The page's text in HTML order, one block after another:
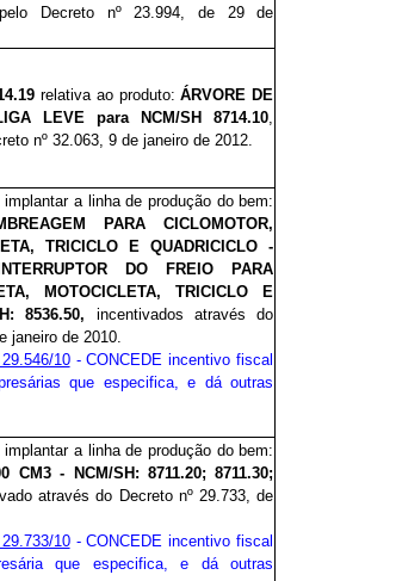
pelo Decreto nº 23.994, de 29 de
relativa ao produto:ÁRVORE DE
LEVE para
NCM/SH 8714.10,
nº 32.063, 9 de janeiro de 2012.
a linha de produção do bem:
PARA CICLOMOTOR,
TRICICLO E QUADRICICLO -
INTERRUPTOR DO FREIO PARA
MOTOCICLETA, TRICICLO E
8536.50, incentivados através do
janeiro de 2010.
10- CONCEDE incentivo fiscal
que especifica, e dá outras
a linha de produção do bem:
CM3 - NCM/SH: 8711.20; 8711.30;
através do Decreto nº 29.733, de
10- CONCEDE incentivo fiscal
que especifica, e dá outras